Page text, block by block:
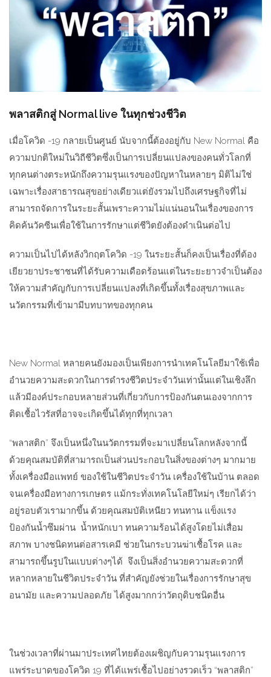
พลาสติกสู่ Normal live ในทุกช่วงชีวิต
เมื่อโควิด -19 กลายเป็นศูนย์ นับจากนี้ต้องอยู่กับ New Normal คือ
ความปกติใหม่ในวิถีชีวิตซึ่งเป็นการเปลี่ยนแปลงของคนทั่วโลกที่
ทุกคนต่างตระหนักถึงความรุนแรงของปัญหาในหลายๆ มิติไม่ใช่
เฉพาะเรื่องสาธารณสุขอย่างเดียวแต่ยังรวมไปถึงเศรษฐกิจที่ไม่
สามารถจัดการในระยะสั้นเพราะความไม่แน่นอนในเรื่องของการ
คิดค้นวัคซีนเพื่อใช้ในการรักษาแต่ชีวิตยังต้องดำเนินต่อไป
ความเป็นไปได้หลังวิกฤตโควิด -19 ในระยะสั้นก็คงเป็นเรื่องที่ต้อง
เยียวยาประชาชนที่ได้รับความเดือดร้อนแต่ในระยะยาวจำเป็นต้อง
ให้ความสำคัญกับการเปลี่ยนแปลงที่เกิดขึ้นทั้งเรื่องสุขภาพและ
นวัตกรรมที่เข้ามามีบทบาทของทุกคน
New Normal หลายคนยังมองเป็นเพียงการนำเทคโนโลยีมาใช้เพื่อ
อำนวยความสะดวกในการดำรงชีวิตประจำวันเท่านั้นแต่ในเชิงลึก
แล้วมีองค์ประกอบหลายส่วนที่เกี่ยวกับการป้องกันตนเองจากการ
ติดเชื้อไวรัสที่อาจจะเกิดขึ้นได้ทุกที่ทุกเวลา
“พลาสติก” จึงเป็นหนึ่งในนวัตกรรมที่จะมาเปลี่ยนโลกหลังจากนี้
ด้วยคุณสมบัติที่สามารถเป็นส่วนประกอบในสิ่งของต่างๆ มากมาย
ทั้งเครื่องมือแพทย์ ของใช้ในชีวิตประจำวัน เครื่องใช้ในบ้าน ตลอด
จนเครื่องมือทางการเกษตร แม้กระทั่งเทคโนโลยีใหม่ๆ เรียกได้ว่า
อยู่รอบตัวเรามากขึ้น ด้วยคุณสมบัติเหนียว ทนทาน แข็งแรง
ป้องกันน้ำซึมผ่าน น้ำหนักเบา ทนความร้อนได้สูงโดยไม่เสื่อม
สภาพ บางชนิดทนต่อสารเคมี ช่วยในกระบวนฆ่าเชื้อโรค และ
สามารถขึ้นรูปในแบบต่างๆได้ จึงเป็นสิ่งอำนวยความสะดวกที่
หลากหลายในชีวิตประจำวัน ที่สำคัญยังช่วยในเรื่องการรักษาสุข
อนามัย และความปลอดภัย ได้สูงมากกว่าวัตถุดิบชนิดอื่น
ในช่วงเวลาที่ผ่านมาประเทศไทยต้องเผชิญกับความรุนแรงการ
แพร่ระบาดของโควิด 19 ที่ได้แพร่เชื้อไปอย่างรวดเร็ว “พลาสติก”